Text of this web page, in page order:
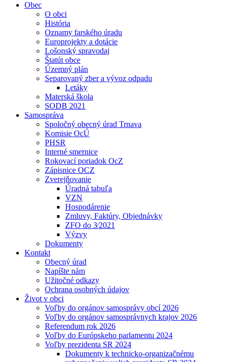
Obec
O obci
História
Oznamy farského úradu
Europrojekty a dotácie
Lošonský spravodaj
Štatút obce
Územný plán
Separovaný zber a vývoz odpadu
Letáky
Materská škola
SODB 2021
Samospráva
Spoločný obecný úrad Trnava
Komisie OcÚ
PHSR
Interné smernice
Rokovací poriadok OcZ
Zápisnice OCZ
Zverejňovanie
Úradná tabuľa
VZN
Hospodárenie
Zmluvy, Faktúry, Objednávky
ZFO do 3⁄2021
Výzvy
Dokumenty
Kontakt
Obecný úrad
Napíšte nám
Užitočné odkazy
Ochrana osobných údajov
Život v obci
Voľby do orgánov samosprávy obcí 2026
Voľby do orgánov samosprávnych krajov 2026
Referendum rok 2026
Voľby do Európskeho parlamentu 2024
Voľby prezidenta SR 2024
Dokumenty k technicko-organizačnému